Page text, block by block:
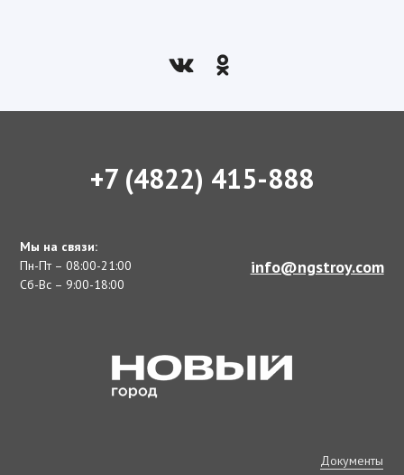
+7 (4822) 415-888
Мы на связи:
Пн-Пт – 08:00-21:00
Сб-Вс – 9:00-18:00
info@ngstroy.com
Документы